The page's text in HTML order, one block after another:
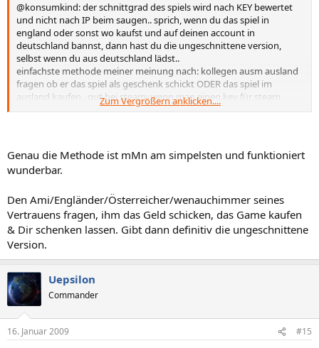
@konsumkind: der schnittgrad des spiels wird nach KEY bewertet
und nicht nach IP beim saugen.. sprich, wenn du das spiel in
england oder sonst wo kaufst und auf deinen account in
deutschland bannst, dann hast du die ungeschnittene version,
selbst wenn du aus deutschland lädst..
einfachste methode meiner meinung nach: kollegen ausm ausland
fragen ob er das spiel als geschenk schickt ODER das spiel im
ausland kaufen.. gut bei steam: wenn man einen key für steam
kauft, hat man immer direkt alle sprachen dabei, sprich wenn du es
Zum Vergrößern anklicken....
Genau die Methode ist mMn am simpelsten und funktioniert
wunderbar.
Den Ami/Engländer/Österreicher/wenauchimmer seines
Vertrauens fragen, ihm das Geld schicken, das Game kaufen
& Dir schenken lassen. Gibt dann definitiv die ungeschnittene
Version.
Uepsilon
Commander
16. Januar 2009 #15